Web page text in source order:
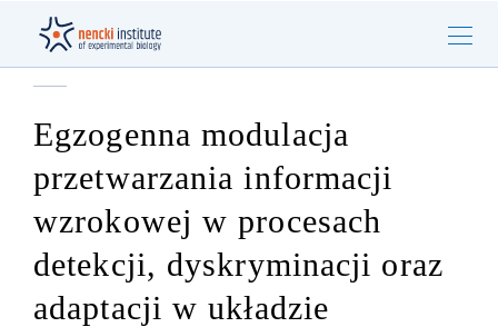
Egzogenna modulacja
przetwarzania informacji
wzrokowej w procesach
detekcji, dyskryminacji oraz
adaptacji w układzie